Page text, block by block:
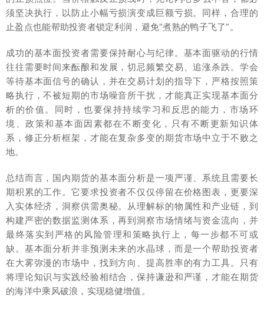
须坚决执行，以防止小幅亏损演变成巨额亏损。同样，合理的
止盈点也能帮助投资者锁定利润，避免“煮熟的鸭子飞了”。
成功的基本面投资者需要保持耐心与纪律。基本面驱动的行情
往往需要时间来酝酿和发展，切忌频繁交易、追涨杀跌。学会
等待基本面信号的确认，并在交易计划的指导下，严格按照策
略执行，不被短期的市场噪音所干扰，才能真正实现基本面分
析的价值。同时，也要保持持续学习和反思的能力，市场环
境、政策和基本面因素都在不断变化，只有不断更新知识体
系，修正分析框架，才能在复杂多变的期货市场中立于不败之
地。
总结而言，国内期货的基本面分析是一项严谨、系统且需要长
期积累的工作。它要求投资者不仅仅停留在价格图表，更要深
入实体经济，洞察供需奥秘。从理解标的物属性和产业链，到
构建严密的数据监测体系，再到洞察市场情绪与资金流向，并
最终落实到严格的风险管理和策略执行上，每一步都不可或
缺。基本面分析并非预测未来的水晶球，而是一个帮助投资者
在大雾弥漫的市场中，找到方向、提高胜率的有力工具。只有
将理论知识与实践经验相结合，保持谦逊和严谨，才能在期货
的海洋中乘风破浪，实现稳健增值。